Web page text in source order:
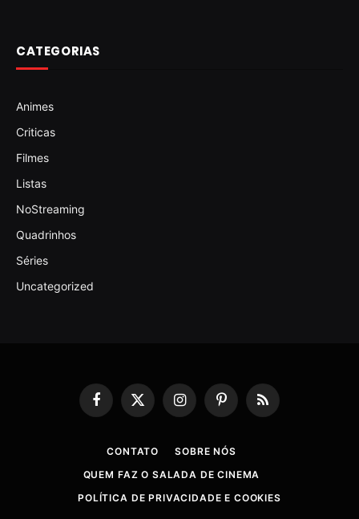
CATEGORIAS
Animes
Criticas
Filmes
Listas
NoStreaming
Quadrinhos
Séries
Uncategorized
Facebook
X
(Twitter)
InstagramPinterestRSS
CONTATO
SOBRE NÓS
QUEM FAZ O SALADA DE CINEMA
POLÍTICA DE PRIVACIDADE E COOKIES